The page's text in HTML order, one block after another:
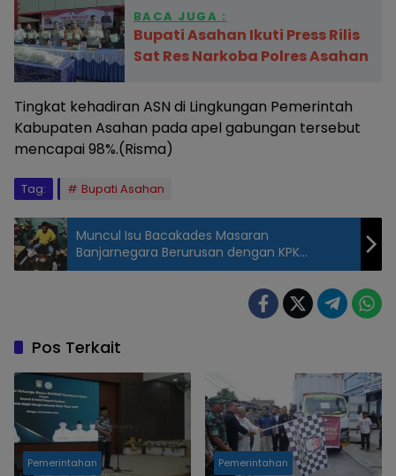
BACA JUGA :
Bupati Asahan Ikuti Press Rilis
Sat Res Narkoba Polres Asahan
Tingkat kehadiran ASN di Lingkungan Pemerintah
Kabupaten Asahan pada apel gabungan tersebut
mencapai 98%.(Risma)
Tag: Bupati Asahan
Muncul Isu Bacakades Masaran
Banjarnegara Berurusan dengan KPK
Ternyata Hoax, Berikut Faktanya
Pos Terkait
Pemerintahan Pemerintahan